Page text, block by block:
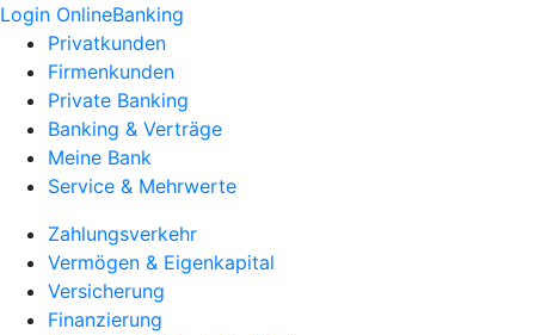
Login OnlineBanking
Privatkunden
Firmenkunden
Private Banking
Banking & Verträge
Meine Bank
Service & Mehrwerte
Zahlungsverkehr
Vermögen & Eigenkapital
Versicherung
Finanzierung